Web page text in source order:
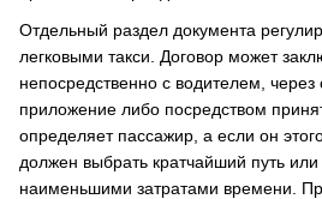
Отдельный раздел документа
легковыми такси. Договор может
непосредственно с водителем,
приложение либо посредством
определяет пассажир, а если он
должен выбрать кратчайший путь
наименьшими затратами времени.